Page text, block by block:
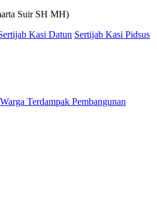
Suir SH MH)
Kasi Datun Sertijab Kasi Pidsus
Terdampak Pembangunan